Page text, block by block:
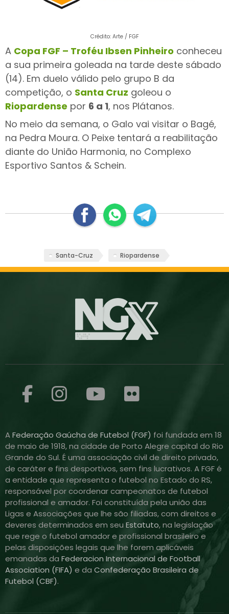
Crédito: Arte / FGF
A Copa FGF – Troféu Ibsen Pinheiro conheceu
a sua primeira goleada na tarde deste sábado
(14). Em duelo válido pelo grupo B da
competição, o Santa Cruz goleou o
Riopardense por 6 a 1, nos Plátanos.
No meio da semana, o Galo vai visitar o Bagé,
na Pedra Moura. O Peixe tentará a reabilitação
diante do União Harmonia, no Complexo
Esportivo Santos & Schein.
Santa-Cruz Riopardense
AFederação Gaúcha de Futebol (FGF) foi fundada em 18
de maio de 1918, na cidade de Porto Alegre capital do Rio
Grande do Sul. É uma associação civil de direito privado,
de caráter e fins desportivos, sem fins lucrativos. A FGF é
a entidade que representa o futebol no Estado do RS,
responsável por coordenar campeonatos de futebol
profissional e amador. Foi constituída pela união das
Ligas e Associações que lhe são filiadas, com direitos e
deveres determinados em seu Estatuto, na legislação
que rege o futebol amador e profissional brasileiro e
pelas disposições legais que lhe forem aplicáveis
emanadas da Federacion Internacional de Football
Association (FIFA) e da Confederação Brasileira de
Futebol (CBF).